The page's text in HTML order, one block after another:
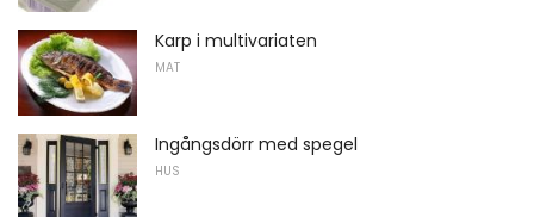
Karp i multivariaten
MAT
Ingångsdörr med spegel
HUS